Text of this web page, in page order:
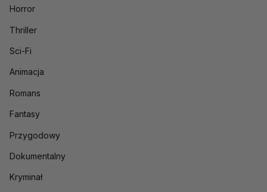
Horror
Thriller
Sci-Fi
Animacja
Romans
Fantasy
Przygodowy
Dokumentalny
Kryminał